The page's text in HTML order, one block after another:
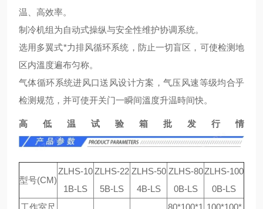
温、高效率。
制冷机组为自动式操纵与安全性维护协调系统。
选用多翼式*力排风循环系统，防止一切盲区，可使检测地
区内溫度遍布匀称。
气体循环系统进风口送风设计方案，气压风速等级均合乎
检测规范，并可使开关门一瞬间溫度升温時间快。
高低温试验箱批发行情
型号(CM)
ZLHS-10
1B-LS
ZLHS-22
5B-LS
ZLHS-50
4B-LS
ZLHS-80
0B-LS
ZLHS-100
0B-LS
工作室尺
80*100*1 100*100*